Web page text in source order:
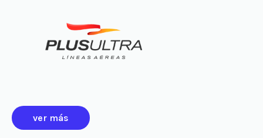
ver más